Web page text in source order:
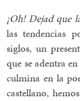
¡Oh! Dejad que
las tendencias
siglos, un
que se adentra
culmina en la
castellano,